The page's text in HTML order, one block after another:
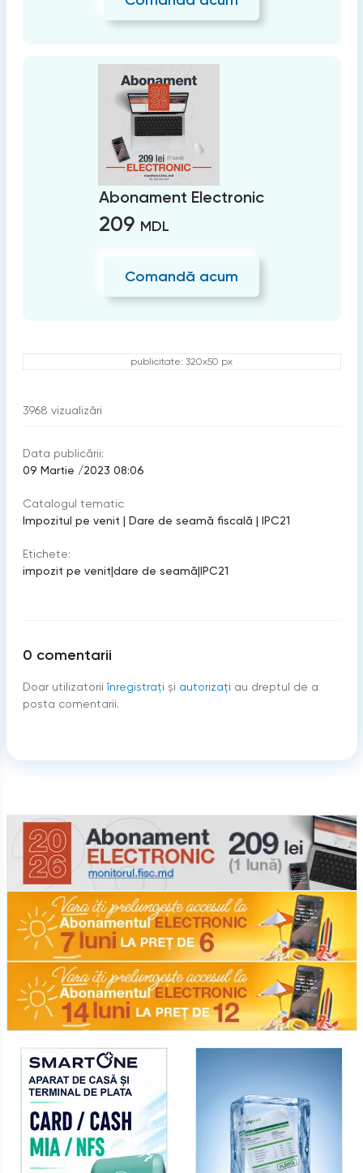
Abonament Electronic
209 MDL
Comandă acum
publicitate: 320x50 px
3968 vizualizări
Data publicării:
09 Martie /2023 08:06
Catalogul tematic
Impozitul pe venit | Dare de seamă fiscală | IPC21
Etichete:
impozit pe venit|dare de seamă|IPC21
0 comentarii
Doar utilizatorii înregistraţi şi autorizați au dreptul de a
posta comentarii.